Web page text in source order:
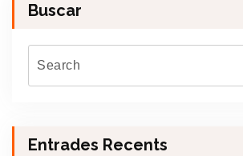
Buscar
Entrades Recents